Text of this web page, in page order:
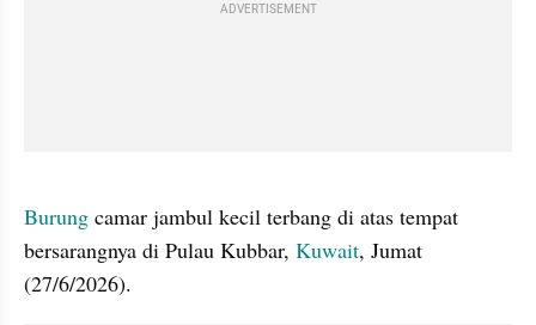
ADVERTISEMENT
Burung camar jambul kecil terbang di atas tempat
bersarangnya di Pulau Kubbar, Kuwait, Jumat
(27/6/2026).